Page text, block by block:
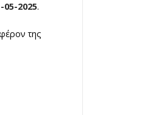
2025.
της